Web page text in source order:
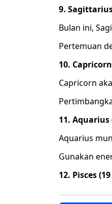
9.
Bulan ini,
Pertemuan
10.
Capricorn
11. Aquarius
Aquarius
Gunakan
12. Pisces